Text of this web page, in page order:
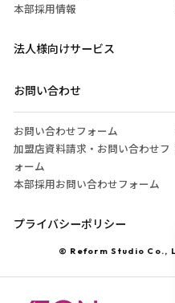
本部採用情報
法人様向けサービス
お問い合わせ
お問い合わせフォーム
加盟店資料請求・お問い合わせフ
ォーム
本部採用お問い合わせフォーム
プライバシーポリシー
© Reform Studio Co.,